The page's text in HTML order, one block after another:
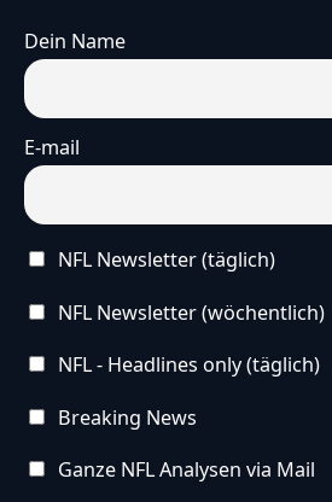
Dein Name
E-mail
NFL Newsletter (täglich)
NFL Newsletter (wöchentlich)
NFL - Headlines only (täglich)
Breaking News
Ganze NFL Analysen via Mail